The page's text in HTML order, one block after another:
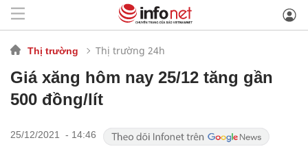
Thị trường Thị trường 24h
Giá xăng hôm nay 25/12 tăng gần
500 đồng/lít
25/12/2021 - 14:46